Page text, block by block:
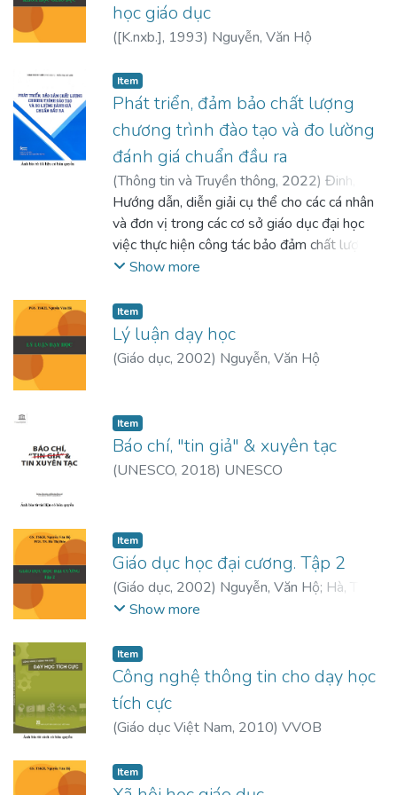
học giáo dục
([K.nxb.], 1993) Nguyễn, Văn Hộ
Item
Phát triển, đảm bảo chất lượng
chương trình đào tạo và đo lường
đánh giá chuẩn đầu ra
(Thông tin và Truyền thông, 2022) Đinh,
Thành Việt (chủ biên);Trần, Thị Hà Vân
Hướng dẫn, diễn giải cụ thể cho các cá nhân
và đơn vị trong các cơ sở giáo dục đại học
việc thực hiện công tác bảo đảm chất lượng
giáo dục cấp chương trình đào tạo. Mục tiêu
dựng và kiểm định chất lượng thành công 30
chương trình đào tạo theo tiêu chuẩn quốc tế
và khu vực Đông Nam Á tại Đại học Đà
chương trình đào tạo cũng như thực hiện tốt
việc bảo đảm chất lượng, kiểm định chất
lượng chương trình đào tạo và cơ sở giáo
dục đại học.
Show more
Item
Lý luận dạy học
(Giáo dục, 2002) Nguyễn, Văn Hộ
Item
Báo chí, "tin giả" & xuyên tạc
(UNESCO, 2018) UNESCO
Item
Giáo dục học đại cương. Tập 2
(Giáo dục, 2002) Nguyễn, Văn Hộ; Hà, Thị
ĐứcShow more
Item
Công nghệ thông tin cho dạy học
tích cực
(Giáo dục Việt Nam, 2010) VVOB
Item